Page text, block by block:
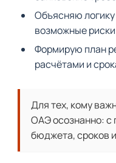
Объясняю
возможные риски
Формирую план
расчётами и
Для тех, кому
ОАЭ осознанно: с
бюджета, сроков